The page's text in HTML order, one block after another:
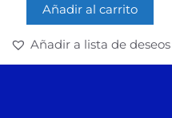
Añadir al carrito
Añadir a lista de deseos